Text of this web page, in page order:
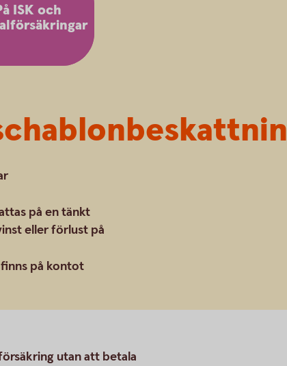
på en tänkt
eller förlust på
på kontot
ISK och
utan att betala